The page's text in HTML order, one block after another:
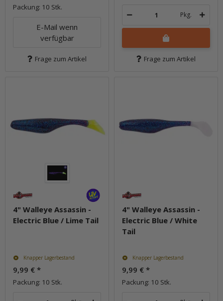
Packung: 10 Stk.
E-Mail wenn
verfügbar
Frage zum Artikel
Pkg.
Frage zum Artikel
4" Walleye Assassin -
Electric Blue / Lime Tail
Knapper Lagerbestand
9,99 € *
Packung: 10 Stk.
4" Walleye Assassin -
Electric Blue / White
Tail
Knapper Lagerbestand
9,99 € *
Packung: 10 Stk.